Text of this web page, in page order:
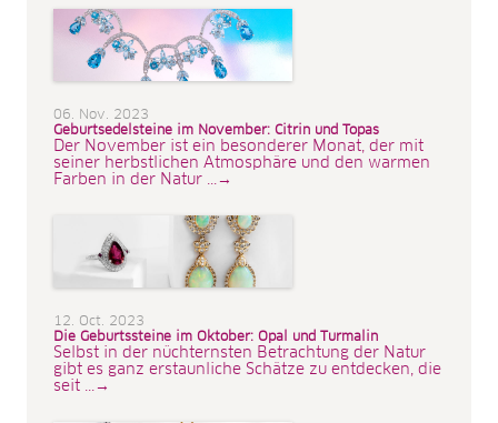
06. Nov. 2023
Geburtsedelsteine im November: Citrin und Topas
Der November ist ein besonderer Monat, der mit
seiner herbstlichen Atmosphäre und den warmen
Farben in der Natur ...→
12. Oct. 2023
Die Geburtssteine im Oktober: Opal und Turmalin
Selbst in der nüchternsten Betrachtung der Natur
gibt es ganz erstaunliche Schätze zu entdecken, die
seit ...→